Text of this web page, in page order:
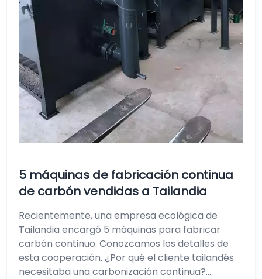
5 máquinas de fabricación continua
de carbón vendidas a Tailandia
Recientemente, una empresa ecológica de
Tailandia encargó 5 máquinas para fabricar
carbón continuo. Conozcamos los detalles de
esta cooperación. ¿Por qué el cliente tailandés
necesitaba una carbonización continua?...